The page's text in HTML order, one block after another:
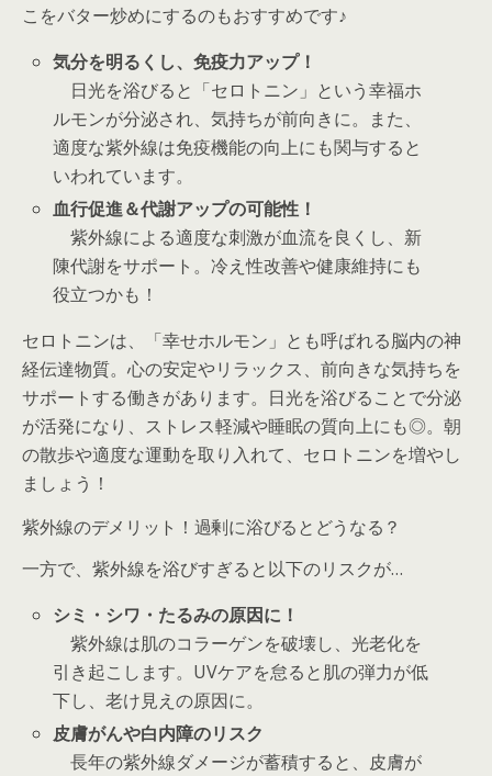
こをバター炒めにするのもおすすめです♪
気分を明るくし、免疫力アップ！
日光を浴びると 「セロトニン」 という幸福ホ
ルモンが分泌され、気持ちが前向きに。また、
適度な紫外線は免疫機能の向上にも関与すると
いわれています。
血行促進＆代謝アップの可能性！
紫外線による適度な刺激が血流を良くし、新
陳代謝をサポート。冷え性改善や健康維持にも
役立つかも！
セロトニンは、「幸せホルモン」とも呼ばれる脳内の神
経伝達物質。心の安定やリラックス、前向きな気持ちを
サポートする働きがあります。日光を浴びることで分泌
が活発になり、ストレス軽減や睡眠の質向上にも◎。朝
の散歩や適度な運動を取り入れて、セロトニンを増やし
ましょう！
紫外線のデメリット！過剰に浴びるとどうなる？
一方で、紫外線を浴びすぎると以下のリスクが…
シミ・シワ・たるみの原因に！
紫外線は肌のコラーゲンを破壊し、光老化を
引き起こします。UVケアを怠ると肌の弾力が低
下し、老け見えの原因に。
皮膚がんや白内障のリスク
長年の紫外線ダメージが蓄積すると、皮膚が